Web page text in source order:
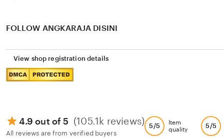
FOLLOW ANGKARAJA DISINI
View shop registration details
4.9 out of 5 (105.1k reviews)
All reviews are from verified buyers
5/5
Item
quality
5/5